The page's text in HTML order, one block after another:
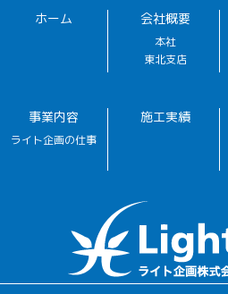
ホーム 会社概要
本社
東北支店
事業内容
ライト企画の仕事
施工実績